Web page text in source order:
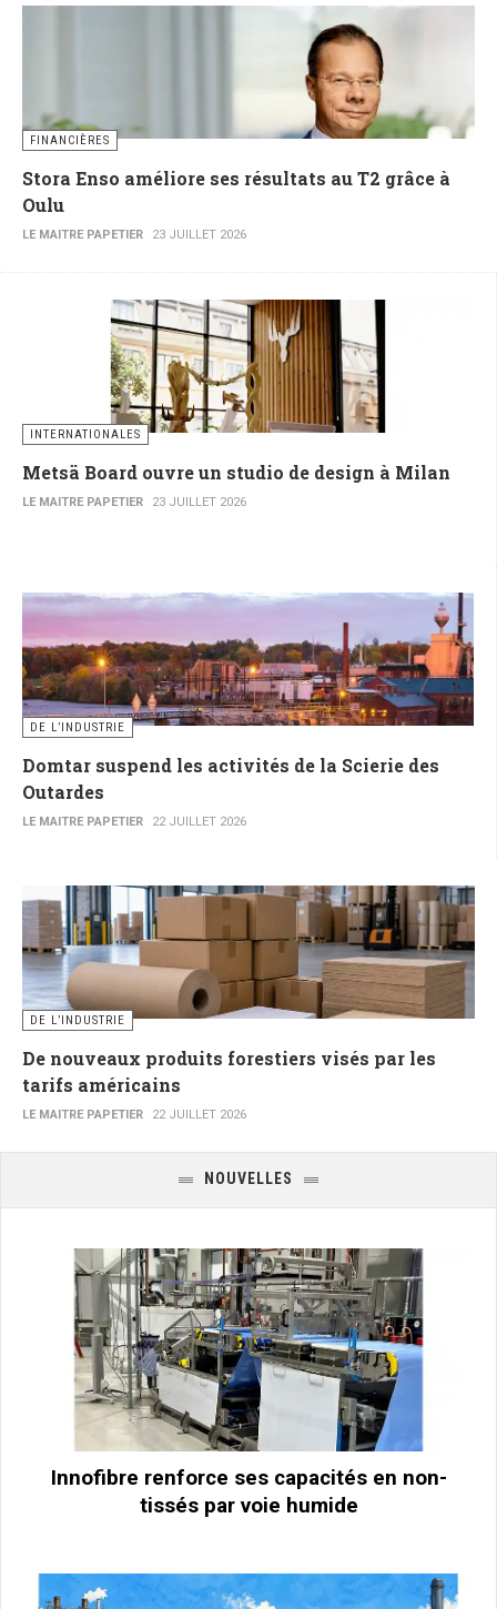
FINANCIÈRES
Stora Enso améliore ses résultats au T2 grâce à
Oulu
LE MAITRE PAPETIER 23 JUILLET 2026
INTERNATIONALES
Metsä Board ouvre un studio de design à Milan
LE MAITRE PAPETIER 23 JUILLET 2026
DE L’INDUSTRIE
Domtar suspend les activités de la Scierie des
Outardes
LE MAITRE PAPETIER 22 JUILLET 2026
DE L’INDUSTRIE
De nouveaux produits forestiers visés par les
tarifs américains
LE MAITRE PAPETIER 22 JUILLET 2026
NOUVELLES
Innofibre renforce ses capacités en non-
tissés par voie humide